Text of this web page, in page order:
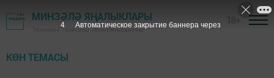
МИНЗӘЛӘ ЯҢАЛЫКЛАРЫ
"Минзәлә" газетасы - Минзәлә районы
КӨН ТЕМАСЫ
2 Автоматическое закрытие баннера через